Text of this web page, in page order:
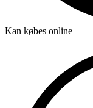
Kan købes online